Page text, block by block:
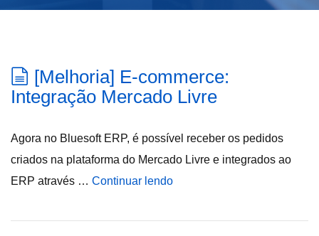
[Melhoria] E-commerce:
Integração Mercado Livre
Agora no Bluesoft ERP, é possível receber os pedidos
criados na plataforma do Mercado Livre e integrados ao
ERP através … Continuar lendo